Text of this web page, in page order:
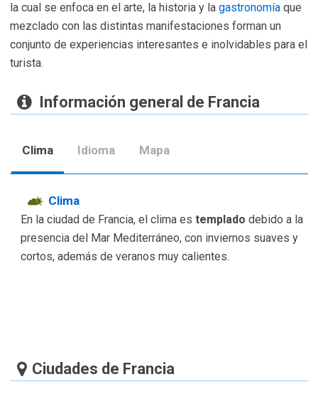
la cual se enfoca en el arte, la historia y la gastronomía que
mezclado con las distintas manifestaciones forman un
conjunto de experiencias interesantes e inolvidables para el
turista.
Información general de Francia
Clima Idioma Mapa
Clima
En la ciudad de Francia, el clima es templado debido a la
presencia del Mar Mediterráneo, con inviernos suaves y
cortos, además de veranos muy calientes.
Ciudades de Francia